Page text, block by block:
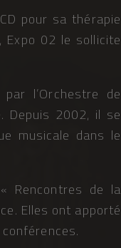
pour sa thérapie
Expo 02 le sollicite
l’Orchestre de
Depuis 2002, il se
musicale dans le
Rencontres de la
Elles ont apporté